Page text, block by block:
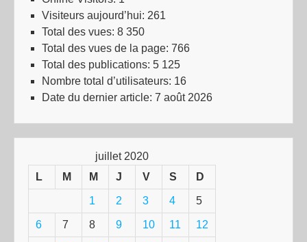
Visiteurs aujourd’hui: 261
Total des vues: 8 350
Total des vues de la page: 766
Total des publications: 5 125
Nombre total d’utilisateurs: 16
Date du dernier article: 7 août 2026
juillet 2020
L
M M J V S D
1 2 3 4 5
6 7 8 9 10 11 12